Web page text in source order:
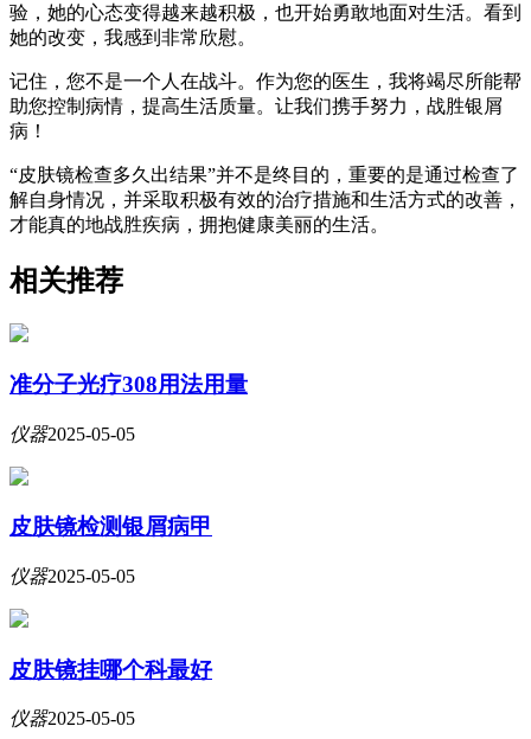
验，她的心态变得越来越积极，也开始勇敢地面对生活。看到
她的改变，我感到非常欣慰。
记住，您不是一个人在战斗。作为您的医生，我将竭尽所能帮
助您控制病情，提高生活质量。让我们携手努力，战胜银屑
病！
“皮肤镜检查多久出结果”并不是终目的，重要的是通过检查了
解自身情况，并采取积极有效的治疗措施和生活方式的改善，
才能真的地战胜疾病，拥抱健康美丽的生活。
相关推荐
准分子光疗308用法用量
仪器2025-05-05
皮肤镜检测银屑病甲
仪器2025-05-05
皮肤镜挂哪个科最好
仪器2025-05-05